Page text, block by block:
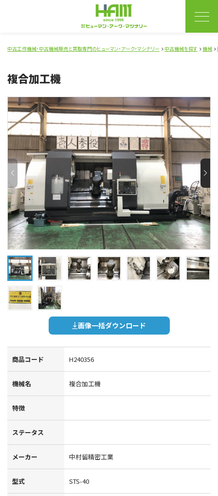
中古工作機械・中古機械販売と買取専門のヒューマン・アーク・マシナリー 中古機械を探す 機械
複合加工機
画像一括ダウンロード
商品コード H240356
機械名 複合加工機
特徴
ステータス
メーカー 中村留精密工業
型式 STS-40